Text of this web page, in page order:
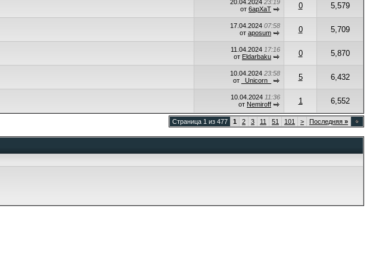
20.04.2024 23:19
от 6apXaT 0 5,579
17.04.2024 07:58
от aposum 0 5,709
11.04.2024 17:16
от Eldarbaku 0 5,870
10.04.2024 23:58
от
_Unicorn_ 5 6,432
10.04.2024 11:36
от Nemiroff 1 6,552
Страница 1 из 477 1 2 3 11 51 101 > Последняя »